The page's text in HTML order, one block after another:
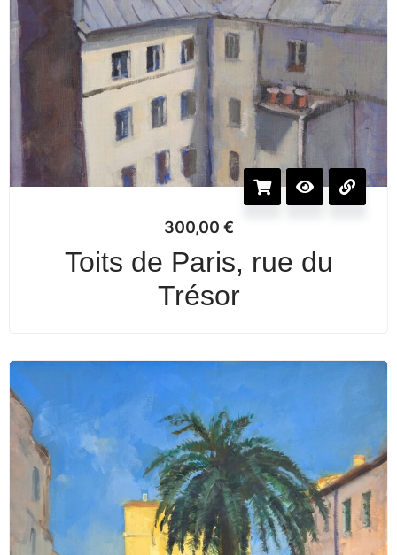
300,00 €
Toits de Paris, rue du
Trésor